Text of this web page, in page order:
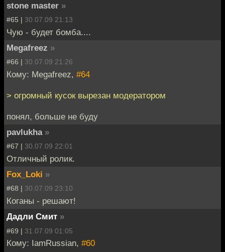
stone master »
#65 | 30.07.09 21:13
Чую - будет бомба....
Megafreez »
#66 | 30.07.09 21:26
Кому: Megafreez, #64
> огромный кусок вырезан модератором
понял, больше не буду
pavlukha »
#67 | 30.07.09 22:01
Отличный ролик.
Fox_Loki »
#68 | 30.07.09 23:10
Коганы - решают!
Дадли Смит »
#69 | 31.07.09 01:05
Кому: IamRussian, #60